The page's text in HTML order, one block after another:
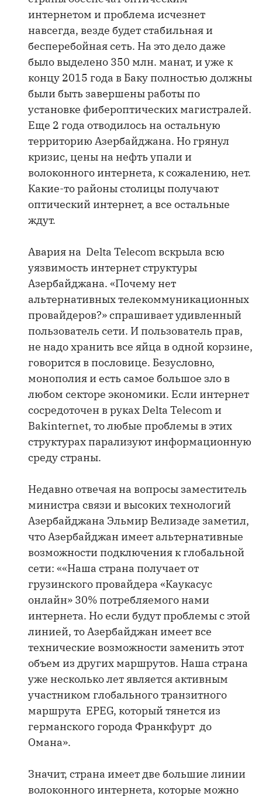
интернетом и проблема исчезнет
навсегда, везде будет стабильная и
бесперебойная сеть. На это дело даже
было выделено 350 млн. манат, и уже к
концу 2015 года в Баку полностью должны
были быть завершены работы по
установке фибероптических магистралей.
Еще 2 года отводилось на остальную
территорию Азербайджана. Но грянул
кризис, цены на нефть упали и
волоконного интернета, к сожалению, нет.
Какие-то районы столицы получают
оптический интернет, а все остальные
ждут.
Авария на Delta Telecom вскрыла всю
уязвимость интернет структуры
Азербайджана. «Почему нет
альтернативных телекоммуникационных
провайдеров?» спрашивает удивленный
пользователь сети. И пользователь прав,
не надо хранить все яйца в одной корзине,
говорится в пословице. Безусловно,
монополия и есть самое большое зло в
любом секторе экономики. Если интернет
сосредоточен в руках Delta Telecom и
Bakinternet, то любые проблемы в этих
структурах парализуют информационную
среду страны.
Недавно отвечая на вопросы заместитель
министра связи и высоких технологий
Азербайджана Эльмир Велизаде заметил,
что Азербайджан имеет альтернативные
возможности подключения к глобальной
сети: ««Наша страна получает от
грузинского провайдера «Каукасус
онлайн» 30% потребляемого нами
интернета. Но если будут проблемы с этой
линией, то Азербайджан имеет все
технические возможности заменить этот
объем из других маршрутов. Наша страна
уже несколько лет является активным
участником глобального транзитного
маршрута EPEG, который тянется из
германского города Франкфурт до
Омана».
Значит, страна имеет две большие линии
волоконного интернета, которые можно